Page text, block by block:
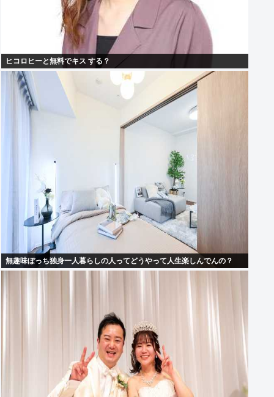
ヒコロヒーと無料でキス する？
無趣味ぼっち独身一人暮らしの人ってどうやって人生楽しんでんの？